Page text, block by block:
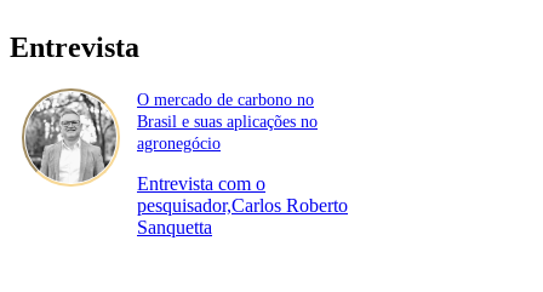
Entrevista
O mercado de carbono no
Brasil e suas aplicações no
agronegócio
Entrevista com o
pesquisador,Carlos Roberto
Sanquetta